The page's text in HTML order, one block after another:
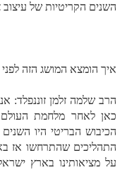
השנים הקריטיות של עיצוב
איך הומצא המושג הזה
הרב שלמה זלמן
כאן לאחר מלחמת
הכיבוש הבריטי היו
התהליכים שהתרחשו אז
על מציאותינו בארץ